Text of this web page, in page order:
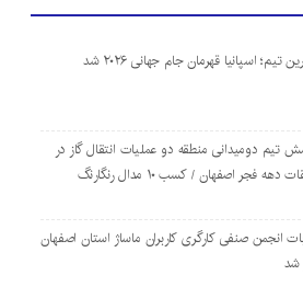
تیم؛ اسپانیا قهرمان جام جهانی ۲۰۲۶ شد
تیم دومیدانی منطقه دو عملیات انتقال گاز در
دهه فجر اصفهان / کسب ۱۰ مدال رنگارنگ
انجمن صنفی کارگری کاربران ماساژ استان اصفهان
شد